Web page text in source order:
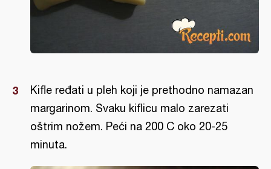
Kifle ređati u pleh koji je prethodno namazan
margarinom. Svaku kiflicu malo zarezati
oštrim nožem. Peći na 200 C oko 20-25
minuta.